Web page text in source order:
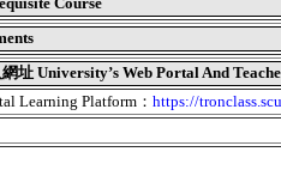
址 University’s Web Portal And
Learning Platform： https://